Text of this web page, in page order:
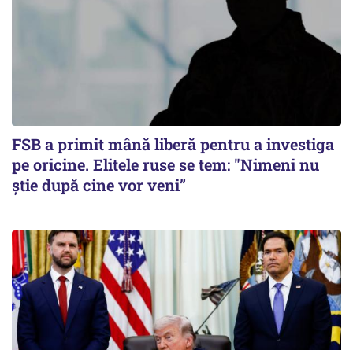
FSB a primit mână liberă pentru a investiga
pe oricine. Elitele ruse se tem: "Nimeni nu
știe după cine vor veni”